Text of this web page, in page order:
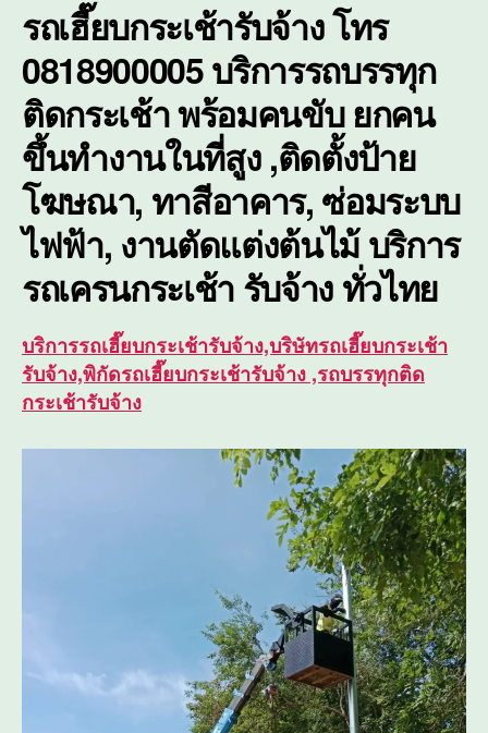
รถเฮี๊ยบกระเช้ารับจ้าง โทร
0818900005 บริการรถบรรทุก
ติดกระเช้า พร้อมคนขับ ยกคน
ขึ้นทำงานในที่สูง ,ติดตั้งป้าย
โฆษณา, ทาสีอาคาร, ซ่อมระบบ
ไฟฟ้า, งานตัดแต่งต้นไม้ บริการ
รถเครนกระเช้ารับจ้าง ทั่วไทย
บริการรถเฮี๊ยบกระเช้ารับจ้าง,บริษัทรถเฮี๊ยบกระเช้า
รับจ้าง,พิกัดรถเฮี๊ยบกระเช้ารับจ้าง ,รถบรรทุกติด
กระเช้ารับจ้าง